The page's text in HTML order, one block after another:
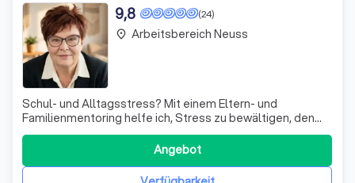
(24)
9,8
Schul- und Alltagsstress? Mit einem Eltern- und
Familienmentoring helfe ich, Stress zu bewältigen, den
Familienalltag zu entspannen und schulische
Herausforderungen gemeinsam zu meistern!
Angebot
place Arbeitsbereich Neuss